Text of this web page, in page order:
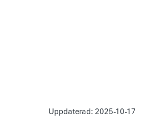
Uppdaterad: 2025-10-17